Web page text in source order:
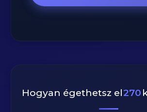
Hogyan égethetsz el270